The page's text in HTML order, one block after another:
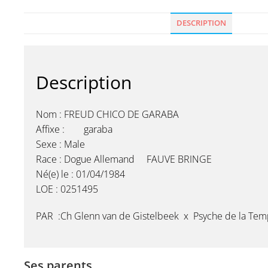
DESCRIPTION
Description
Nom : FREUD CHICO DE GARABA
Affixe : garaba
Sexe : Male
Race : Dogue Allemand FAUVE BRINGE
Né(e) le : 01/04/1984
LOE : 0251495
PAR :Ch Glenn van de Gistelbeek x Psyche de la